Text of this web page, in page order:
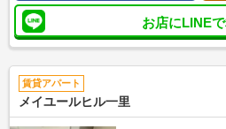
お店にLINE
賃貸アパート
メイユールヒル一里